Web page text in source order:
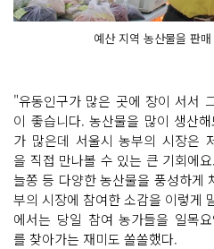
예산 지역 농산물을 판
"유동인구가 많은 곳에 장이 서서
이 좋습니다. 농산물을 많이 생산
가 많은데 서울시 농부의 시장은
을 직접 만나볼 수 있는 큰 기회에
늘쫑 등 다양한 농산물을 풍성하게
부의 시장에 참여한 소감을 이렇게
에서는 당일 참여 농가들을 일목
를 찾아가는 재미도 쏠쏠했다.